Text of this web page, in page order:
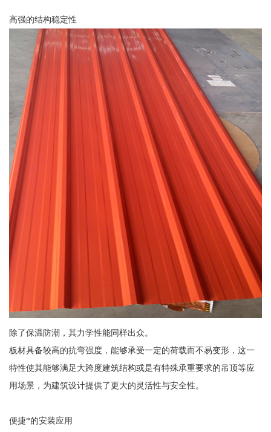
高强的结构稳定性
除了保温防潮，其力学性能同样出众。
板材具备较高的抗弯强度，能够承受一定的荷载而不易变形，这一
特性使其能够满足大跨度建筑结构或是有特殊承重要求的吊顶等应
用场景，为建筑设计提供了更大的灵活性与安全性。
便捷*的安装应用